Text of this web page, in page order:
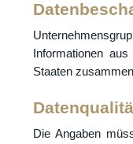
Informationen
Staaten
Die Angaben